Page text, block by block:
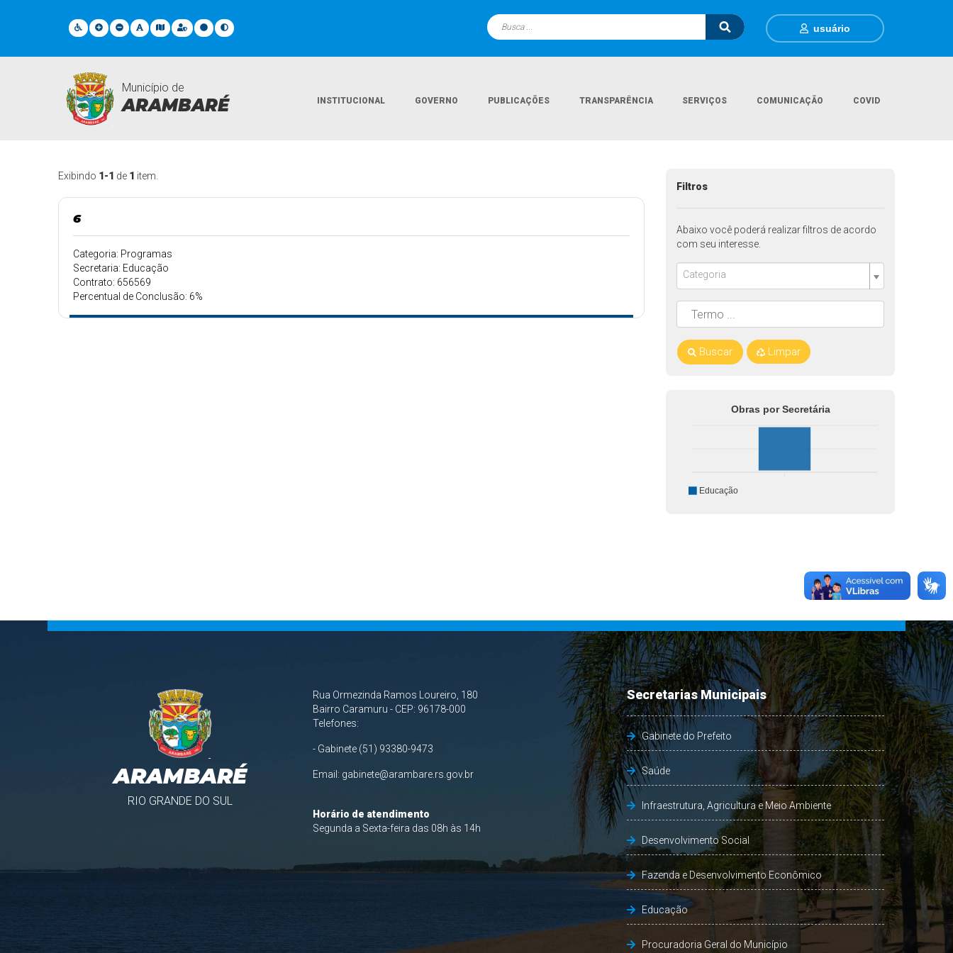
usuário
Município de
ARAMBARÉ INSTITUCIONAL GOVERNO PUBLICAÇÕES TRANSPARÊNCIA SERVIÇOS COMUNICAÇÃO COVID
Obras
Exibindo 1-1 de 1 item.
6
Categoria: Programas
Secretaria: Educação
Contrato: 656569
Percentual de Conclusão: 6%
Filtros
Abaixo você poderá realizar filtros de acordo
com seu interesse.
Categoria
Buscar Limpar
Obras por Secretária
Educação
ARAMBARÉ
RIO GRANDE DO SUL
Rua Ormezinda Ramos Loureiro, 180
Bairro Caramuru - CEP: 96178-000
Telefones:
- Gabinete (51) 93380-9473
Email: gabinete@arambare.rs.gov.br
Horário de atendimento
Segunda a Sexta-feira das 08h às 14h
Secretarias Municipais
Gabinete do Prefeito
Saúde
Infraestrutura, Agricultura e Meio Ambiente
Desenvolvimento Social
Fazenda e Desenvolvimento Econômico
Educação
Procuradoria Geral do Município